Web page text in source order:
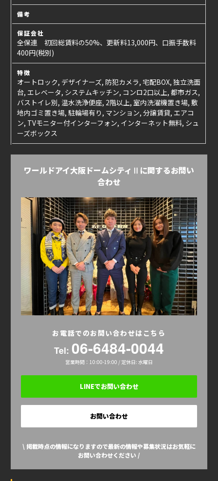
備考
保証会社
全保連 初回総賃料の50%、更新料13,000円、口振手数料
400円(税別)
特徴
オートロック, デザイナーズ, 防犯カメラ, 宅配BOX, 独立洗面
台, エレベータ, システムキッチン, コンロ2口以上, 都市ガス,
バストイレ別, 温水洗浄便座, 2階以上, 室内洗濯機置き場, 敷
地内ゴミ置き場, 駐輪場有り, マンション, 分譲賃貸, エアコ
ン, TVモニター付インターフォン, インターネット無料, シュ
ーズボックス
ワールドアイ大阪ドームシティⅡに関するお問い
合わせ
お電話でのお問い合わせはこちら
Tel: 06-6484-0044
営業時間：10:00-19:00 / 定休日: 水曜日
LINEでお問い合わせ
お問い合わせ
\ 掲載時点の情報になりますので最新の情報や募集状況はお気軽に
お問い合わせください /